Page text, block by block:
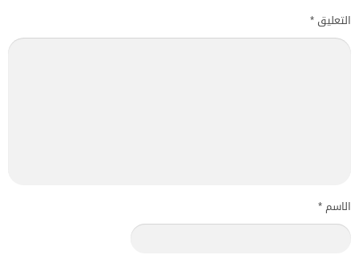
التعليق *
الاسم*